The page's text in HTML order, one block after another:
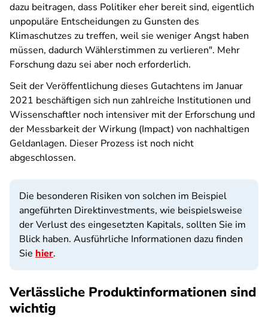
dazu beitragen, dass Politiker eher bereit sind, eigentlich
unpopuläre Entscheidungen zu Gunsten des
Klimaschutzes zu treffen, weil sie weniger Angst haben
müssen, dadurch Wählerstimmen zu verlieren". Mehr
Forschung dazu sei aber noch erforderlich.
Seit der Veröffentlichung dieses Gutachtens im Januar
2021 beschäftigen sich nun zahlreiche Institutionen und
Wissenschaftler noch intensiver mit der Erforschung und
der Messbarkeit der Wirkung (Impact) von nachhaltigen
Geldanlagen. Dieser Prozess ist noch nicht
abgeschlossen.
Die besonderen Risiken von solchen im Beispiel
angeführten Direktinvestments, wie beispielsweise
der Verlust des eingesetzten Kapitals, sollten Sie im
Blick haben. Ausführliche Informationen dazu finden
Sie hier.
Verlässliche Produktinformationen sind
wichtig